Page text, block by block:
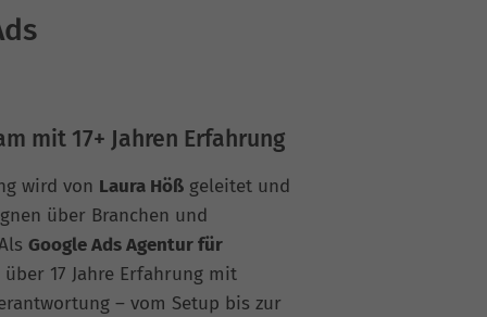
mit 17+ Jahren Erfahrung
wird von Laura Höß geleitet und
über Branchen und
Google Ads Agentur für
17 Jahre Erfahrung mit
– vom Setup bis zur